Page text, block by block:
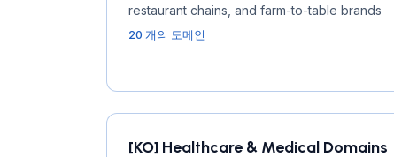
restaurant chains, and farm-to-table brands
20 개의 도메인
[KO] Healthcare & Medical Domains